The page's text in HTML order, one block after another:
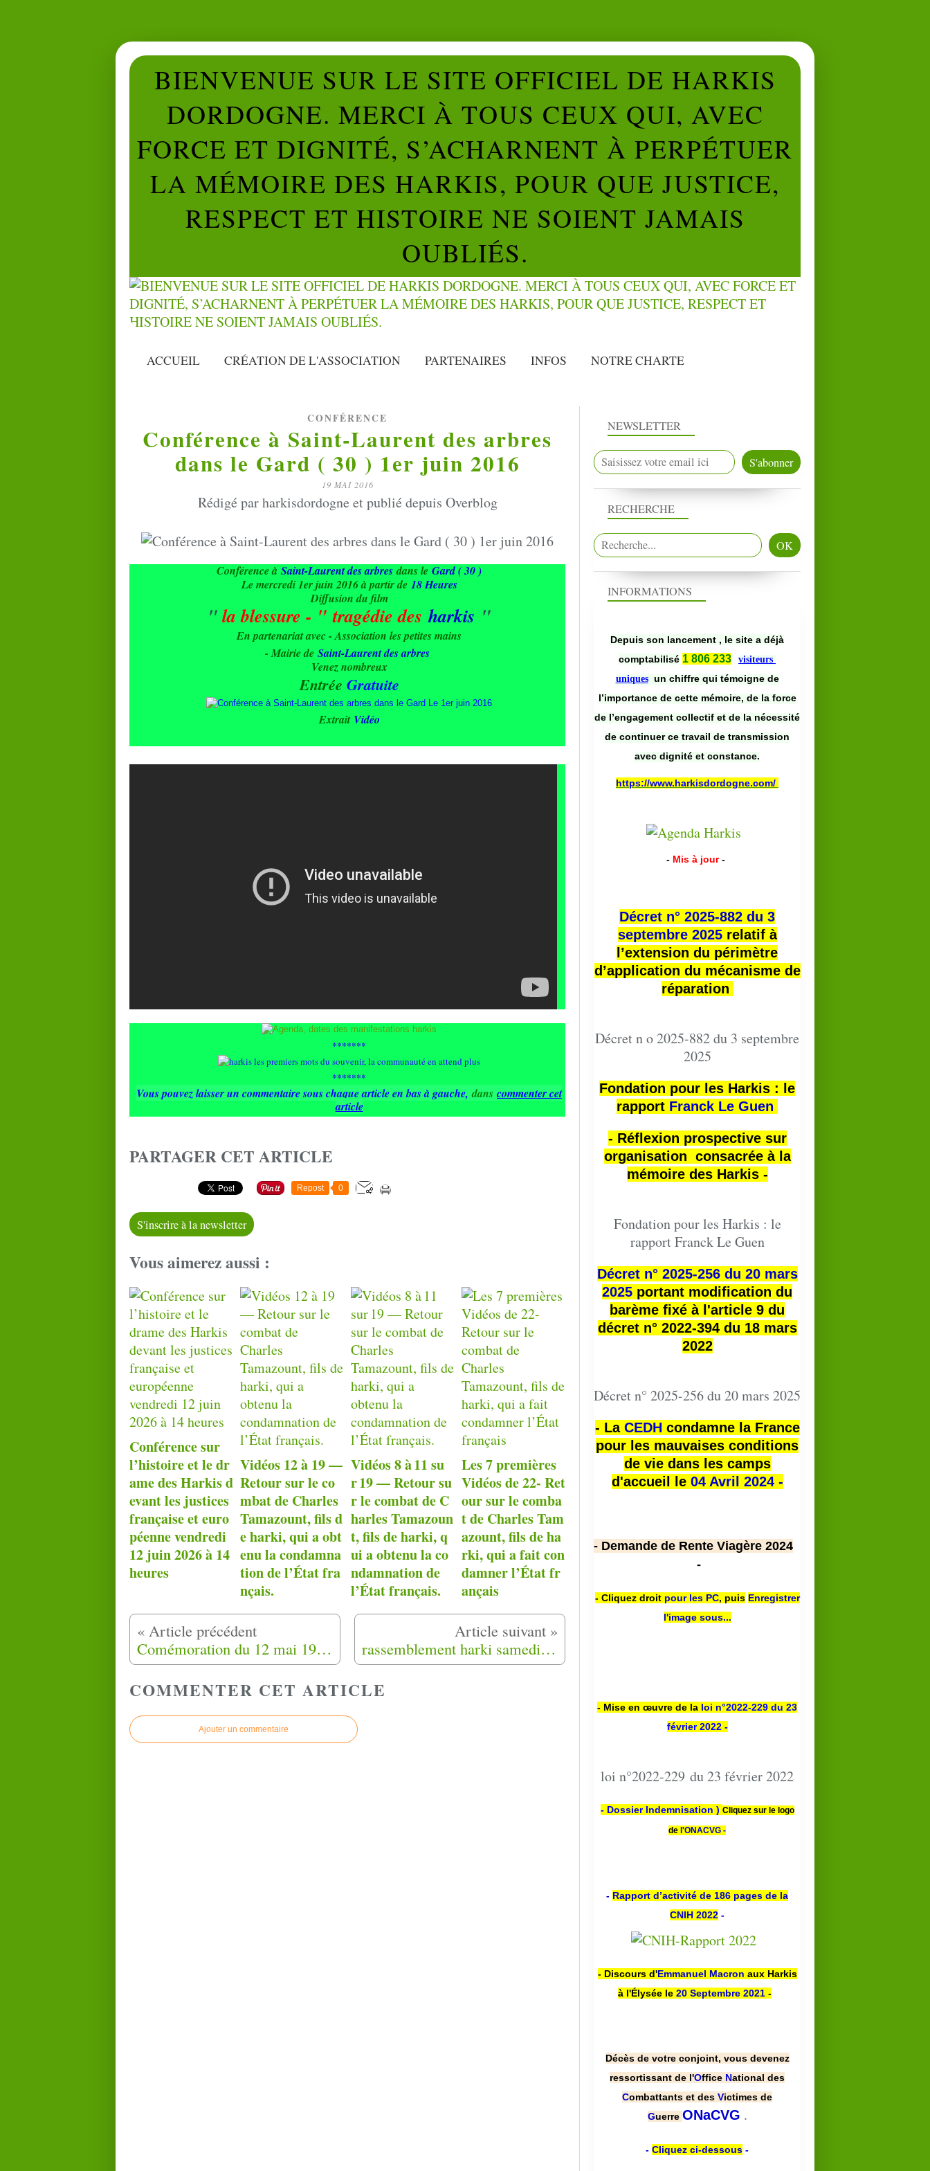
BIENVENUE SUR LE SITE OFFICIEL DE HARKIS
DORDOGNE. MERCI À TOUS CEUX QUI, AVEC
FORCE ET DIGNITÉ, S’ACHARNENT À PERPÉTUER
LA MÉMOIRE DES HARKIS, POUR QUE JUSTICE,
RESPECT ET HISTOIRE NE SOIENT JAMAIS
OUBLIÉS.
ACCUEIL CRÉATION DE L'ASSOCIATION PARTENAIRES INFOS NOTRE CHARTE
CONFÉRENCE
Conférence à Saint-Laurent des arbres
dans le Gard ( 30 ) 1er juin 2016
19 MAI 2016
Rédigé par harkisdordogne et publié depuis Overblog
Conférence à Saint-Laurent des arbres dans le Gard ( 30 )
Le mercredi 1er juin 2016 à partir de 18 Heures
Diffusion du film
"la blessure - " tragédie des harkis "
En partenariat avec - Association les petites mains
- Mairie de Saint-Laurent des arbres
Venez nombreux
Entrée Gratuite
Extrait Vidéo
*******
*******
Vous pouvez laisser un commentaire sous chaque article en bas à gauche, dans commenter cet
article
PARTAGER CET ARTICLE
Repost 0
S'inscrire à la newsletter
Vous aimerez aussi :
Conférence sur
l’histoire et le dr
ame des Harkis d
evant les justices
française et euro
péenne vendredi
12 juin 2026 à 14
heures
Vidéos 12 à 19 —
Retour sur le co
mbat de Charles
Tamazount, fils d
e harki, qui a obt
enu la condamna
tion de l’État fra
nçais.
Vidéos 8 à 11 su
r 19 — Retour su
r le combat de C
harles Tamazoun
t, fils de harki, q
ui a obtenu la co
ndamnation de
l’État français.
Les 7 premières
Vidéos de 22- Ret
our sur le comba
t de Charles Tam
azount, fils de ha
rki, qui a fait con
damner l’État fr
ançais
Comémoration du 12 mai 1962 à Jouques (13) rassemblement harki samedi 28 mai 2016 dans le nord et dans le sud
COMMENTER CET ARTICLE
Ajouter un commentaire
NEWSLETTER
RECHERCHE
INFORMATIONS
Depuis son lancement , le site a déjà
comptabilisé 1 806 233
visiteurs
uniques un chiffre qui témoigne de
l’importance de cette mémoire, de la force
de l’engagement collectif et de la nécessité
de continuer ce travail de transmission
avec dignité et constance.
https://www.harkisdordogne.com/
- Mis à jour -
Décret n° 2025-882 du 3
septembre 2025relatif à
l’extension du périmètre
d’application du mécanisme de
réparation
Décret n o 2025-882 du 3 septembre
2025
Fondation pour les Harkis : le
rapport Franck Le Guen
- Réflexion prospective sur
organisation consacrée à la
mémoire des Harkis -
Fondation pour les Harkis : le
rapport Franck Le Guen
Décret n° 2025-256 du 20 mars
2025 portant modification du
barème fixé à l'article 9 du
décret n° 2022-394 du 18 mars
2022
Décret n° 2025-256 du 20 mars 2025
- La CEDHcondamne la France
pour les mauvaises conditions
de vie dans les camps
d'accueil le 04 Avril 2024 -
- Demande de Rente Viagère 2024
-
- Cliquez droit pour les PC, puis Enregistrer
l'image sous...
- Mise en œuvre de la loi n°2022-229 du 23
février 2022 -
loi n°2022-229 du 23 février 2022
- Dossier Indemnisation ) Cliquez sur le logo
de l'ONACVG -
- Rapport d’activité de 186 pages de la
CNIH 2022 -
- Discours d'Emmanuel Macron aux Harkis
à l'Élysée le 20 Septembre 2021 -
Décès de votre conjoint, vous devenez
ressortissant de l'Office National des
Combattants et des Victimes de
Guerre ONaCVG .
- Cliquez ci-dessous -